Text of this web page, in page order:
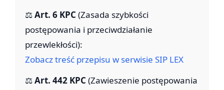
⚖️Art. 6 KPC (Zasada szybkości
postępowania i przeciwdziałanie
przewlekłości):
Zobacz treść przepisu w serwisie SIP LEX
⚖️Art. 442 KPC (Zawieszenie postępowania